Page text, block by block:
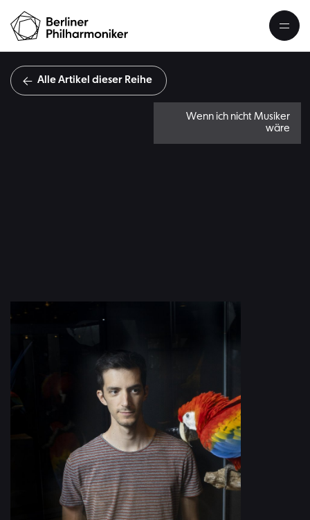
Alle Artikel dieser Reihe
Wenn ich nicht Musiker
wäre